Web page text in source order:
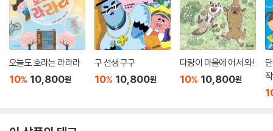
오늘도 호라는 라라라
10% 10,800원
구 선생 구구
10% 10,800원
다랑이 마을에 어서 와!
10% 10,800원